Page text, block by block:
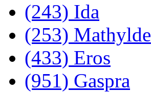
(243) Ida
(253) Mathylde
(433) Eros
(951) Gaspra